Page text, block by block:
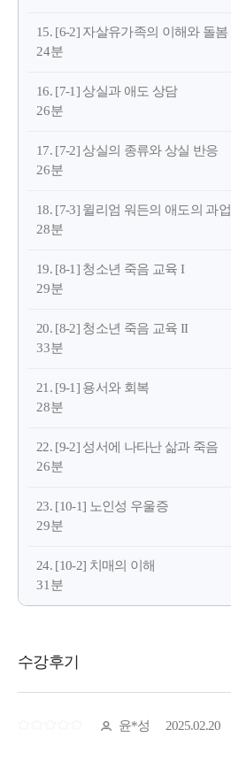
15. [6-2] 자살유가족의 이해와 돌봄
24분
16. [7-1] 상실과 애도 상담
26분
17. [7-2] 상실의 종류와 상실 반응
26분
18. [7-3] 윌리엄 워든의 애도의 과업
28분
19. [8-1] 청소년 죽음 교육 I
29분
20. [8-2] 청소년 죽음 교육 II
33분
21. [9-1] 용서와 회복
28분
22. [9-2] 성서에 나타난 삶과 죽음
26분
23. [10-1] 노인성 우울증
29분
24. [10-2] 치매의 이해
31분